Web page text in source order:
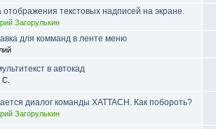
отображения текстовых надписей на экране.
Загорулькин
для комманд в ленте меню
в автокад
С.
диалог команды XATTACH. Как побороть?
Загорулькин